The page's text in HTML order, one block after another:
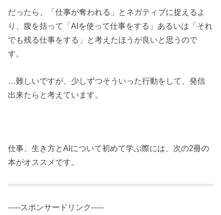
だったら、「仕事が奪われる」とネガティブに捉えるよ
り、腹を括って「AIを使って仕事をする」あるいは「それ
でも残る仕事をする」と考えたほうが良いと思うので
す。
…難しいですが、少しずつそういった行動をして、発信
出来たらと考えています。
仕事、生き方とAIについて初めて学ぶ際には、次の2冊の
本がオススメです。
-----スポンサードリンク-----